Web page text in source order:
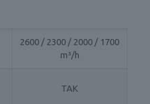
2600 / 2300 / 2000 / 1700
m³/h
TAK